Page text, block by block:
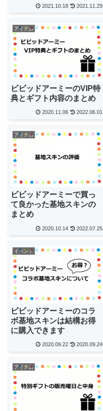
2021.10.18 2021.11.29
アイテム
ビビッドアーミーのVIP特
典とギフト内容のまとめ
2020.11.06 2022.06.01
アイテム
ビビッドアーミーで買っ
て良かった基地スキンの
まとめ
2020.10.14 2022.07.25
イベント
ビビッドアーミーのコラ
ボ基地スキンは結構お得
に購入できます
2020.09.22 2020.09.24
アイテム